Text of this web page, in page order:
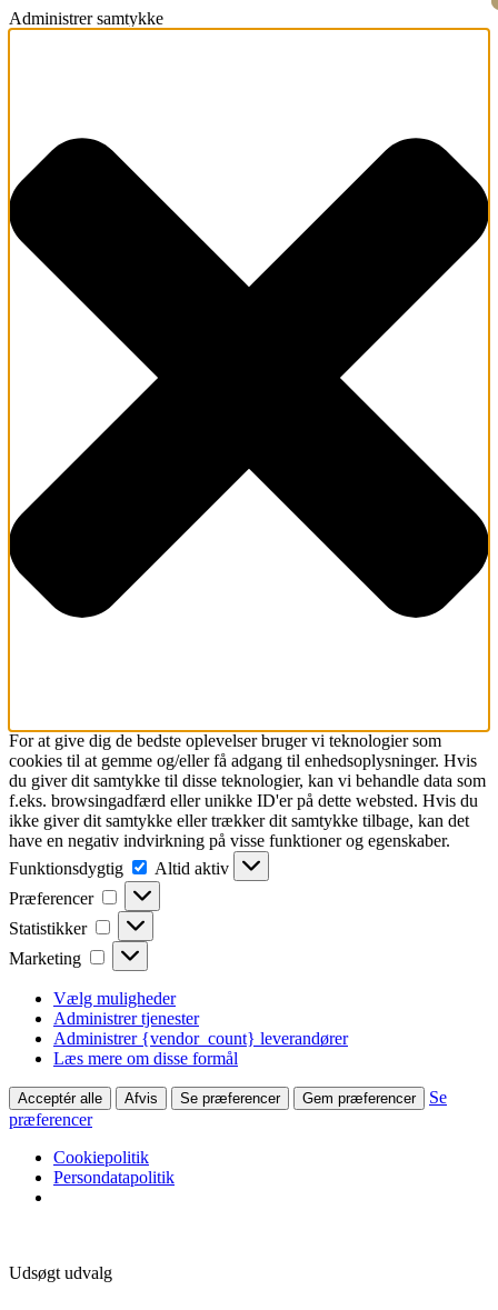
Administrer samtykke
For at give dig de bedste oplevelser bruger vi teknologier som
cookies til at gemme og/eller få adgang til enhedsoplysninger. Hvis
du giver dit samtykke til disse teknologier, kan vi behandle data som
f.eks. browsingadfærd eller unikke ID'er på dette websted. Hvis du
ikke giver dit samtykke eller trækker dit samtykke tilbage, kan det
have en negativ indvirkning på visse funktioner og egenskaber.
Funktionsdygtig
Funktionsdygtig
Altid aktiv
Præferencer
Præferencer
Statistikker Statistikker
Marketing Marketing
Vælg muligheder
Administrer tjenester
Administrer {vendor_count} leverandører
Læs mere om disse formål
Acceptér alle Afvis Se præferencer Gem præferencer
Se
præferencer
Cookiepolitik
Persondatapolitik
Udsøgt udvalg